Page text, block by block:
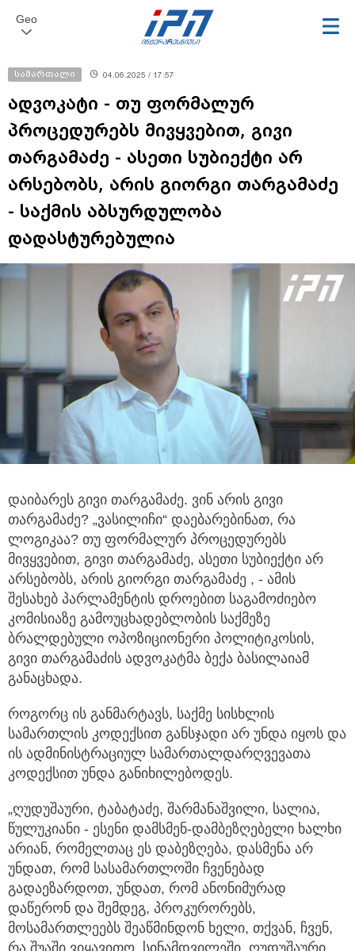
Geo
სამართალი 04.06.2025 / 17:57
ადვოკატი - თუ ფორმალურ
პროცედურებს მივყვებით, გივი
თარგამაძე - ასეთი სუბიექტი არ
არსებობს, არის გიორგი თარგამაძე
- საქმის აბსურდულობა
დადასტურებულია
დაიბარეს გივი თარგამაძე. ვინ არის გივი
თარგამაძე? „ვასილიჩი“ დაებარებინათ, რა
ლოგიკაა? თუ ფორმალურ პროცედურებს
მივყვებით, გივი თარგამაძე, ასეთი სუბიექტი არ
არსებობს, არის გიორგი თარგამაძე , - ამის
შესახებ პარლამენტის დროებით საგამოძიებო
კომისიაზე გამოუცხადებლობის საქმეზე
ბრალდებული ოპოზიციონერი პოლიტიკოსის,
გივი თარგამაძის ადვოკატმა ბექა ბასილაიამ
განაცხადა.
როგორც ის განმარტავს, საქმე სისხლის
სამართლის კოდექსით განსჯადი არ უნდა იყოს და
ის ადმინისტრაციულ სამართალდარღვევათა
კოდექსით უნდა განიხილებოდეს.
„ღუდუშაური, ტაბატაძე, შარმანაშვილი, სალია,
წულუკიანი - ესენი დამსმენ-დამბეზღებელი ხალხი
არიან, რომელთაც ეს დაბეზღება, დასმენა არ
უნდათ, რომ სასამართლოში ჩვენებად
გადაეზარდოთ, უნდათ, რომ ანონიმურად
დაწერონ და შემდეგ, პროკურორებს,
მოსამართლეებს შეაწმინდონ ხელი, თქვან, ჩვენ,